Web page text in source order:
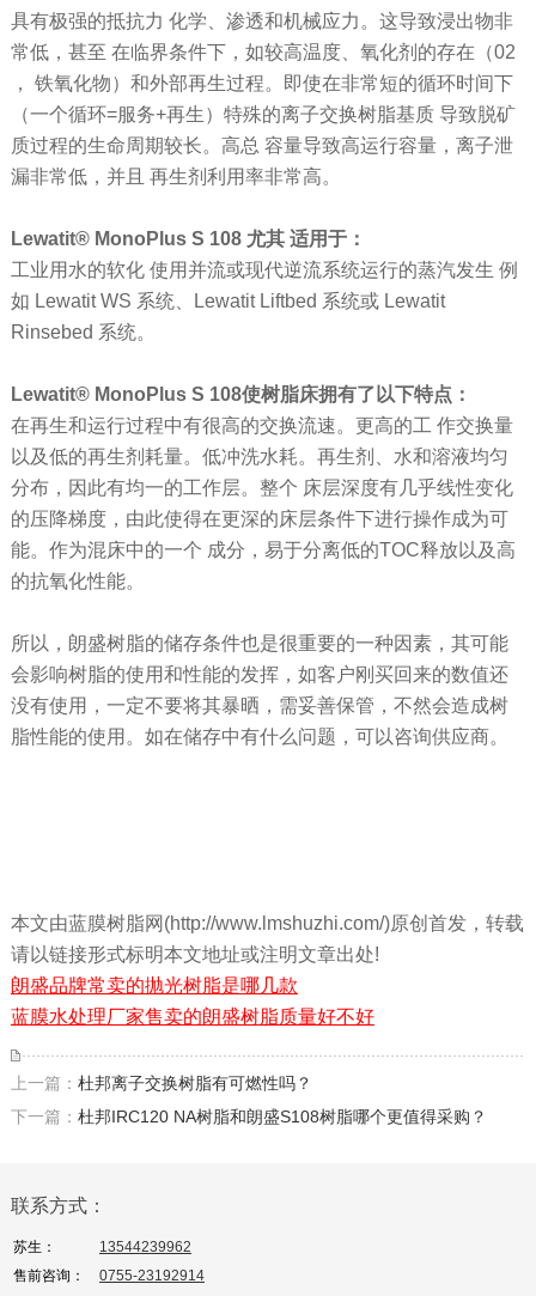
具有极强的抵抗力 化学、渗透和机械应力。这导致浸出物非
常低，甚至 在临界条件下，如较高温度、氧化剂的存在（02
， 铁氧化物）和外部再生过程。即使在非常短的循环时间下
（一个循环=服务+再生）特殊的离子交换树脂基质 导致脱矿
质过程的生命周期较长。高总 容量导致高运行容量，离子泄
漏非常低，并且 再生剂利用率非常高。
Lewatit® MonoPlus S 108 尤其 适用于：
工业用水的软化 使用并流或现代逆流系统运行的蒸汽发生 例
如 Lewatit WS 系统、Lewatit Liftbed 系统或 Lewatit
Rinsebed 系统。
Lewatit® MonoPlus S 108使树脂床拥有了以下特点：
在再生和运行过程中有很高的交换流速。更高的工 作交换量
以及低的再生剂耗量。低冲洗水耗。再生剂、水和溶液均匀
分布，因此有均一的工作层。整个 床层深度有几乎线性变化
的压降梯度，由此使得在更深的床层条件下进行操作成为可
能。作为混床中的一个 成分，易于分离低的TOC释放以及高
的抗氧化性能。
所以，朗盛树脂的储存条件也是很重要的一种因素，其可能
会影响树脂的使用和性能的发挥，如客户刚买回来的数值还
没有使用，一定不要将其暴晒，需妥善保管，不然会造成树
脂性能的使用。如在储存中有什么问题，可以咨询供应商。
本文由蓝膜树脂网(http://www.lmshuzhi.com/)原创首发，转载
请以链接形式标明本文地址或注明文章出处!
朗盛品牌常卖的抛光树脂是哪几款
蓝膜水处理厂家售卖的朗盛树脂质量好不好
上一篇： 杜邦离子交换树脂有可燃性吗？
下一篇： 杜邦IRC120 NA树脂和朗盛S108树脂哪个更值得采购？
联系方式：
苏生：
13544239962
售前咨询：
0755-23192914